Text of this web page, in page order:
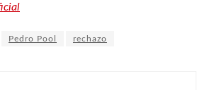
Pedro Pool rechazo